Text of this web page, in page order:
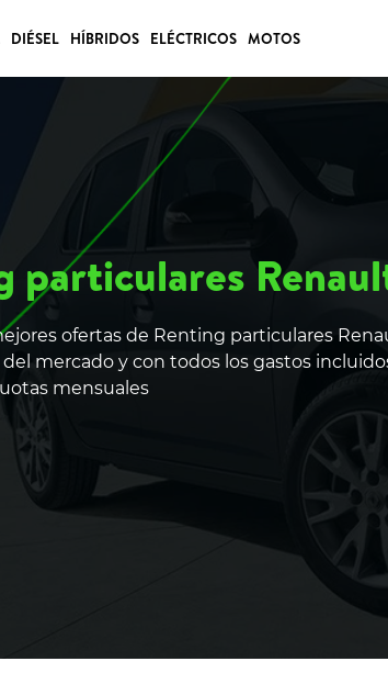
DIÉSEL HÍBRIDOS ELÉCTRICOS MOTOS
particulares
ofertas de Renting particulares
mercado y con todos los gastos
mensuales